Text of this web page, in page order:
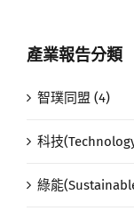
產業報告分類
智璞同盟 (4)
科技
綠能